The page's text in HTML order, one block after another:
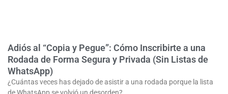
Adiós al “Copia y Pegue”: Cómo Inscribirte a una
Rodada de Forma Segura y Privada (Sin Listas de
WhatsApp)
¿Cuántas veces has dejado de asistir a una rodada porque la lista